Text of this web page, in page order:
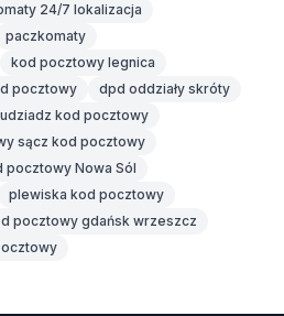
24/7 lokalizacja
paczkomaty
kod pocztowy legnica
pocztowy
dpd oddziały skróty
kod pocztowy
sącz kod pocztowy
pocztowy Nowa Sól
plewiska kod pocztowy
pocztowy gdańsk wrzeszcz